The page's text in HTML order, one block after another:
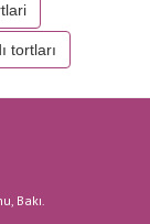
tortları
Bakı.